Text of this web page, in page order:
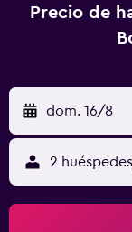
Precio de
dom. 16/8
2